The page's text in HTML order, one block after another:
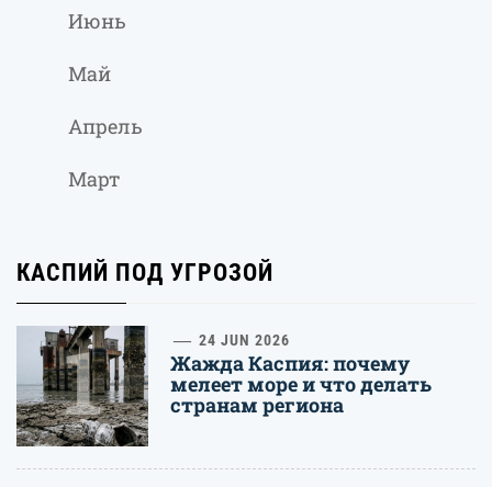
Июнь
Май
Апрель
Март
КАСПИЙ ПОД УГРОЗОЙ
1 24 JUN 2026
Жажда Каспия: почему
мелеет море и что делать
странам региона